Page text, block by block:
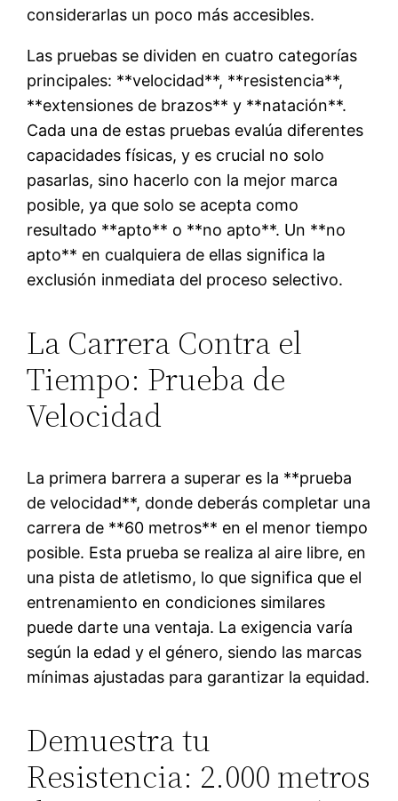
considerarlas un poco más accesibles.
Las pruebas se dividen en cuatro categorías
principales: **velocidad**, **resistencia**,
**extensiones de brazos** y **natación**.
Cada una de estas pruebas evalúa diferentes
capacidades físicas, y es crucial no solo
pasarlas, sino hacerlo con la mejor marca
posible, ya que solo se acepta como
resultado **apto** o **no apto**. Un **no
apto** en cualquiera de ellas significa la
exclusión inmediata del proceso selectivo.
La Carrera Contra el
Tiempo: Prueba de
Velocidad
La primera barrera a superar es la **prueba
de velocidad**, donde deberás completar una
carrera de **60 metros** en el menor tiempo
posible. Esta prueba se realiza al aire libre, en
una pista de atletismo, lo que significa que el
entrenamiento en condiciones similares
puede darte una ventaja. La exigencia varía
según la edad y el género, siendo las marcas
mínimas ajustadas para garantizar la equidad.
Demuestra tu
Resistencia: 2.000 metros